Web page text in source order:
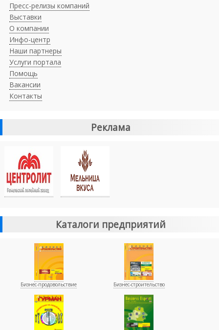
Пресс-релизы компаний
Выставки
О компании
Инфо-центр
Наши партнеры
Услуги портала
Помощь
Вакансии
Контакты
Реклама
Каталоги предприятий
Бизнес-продовольствие Бизнес-строительство